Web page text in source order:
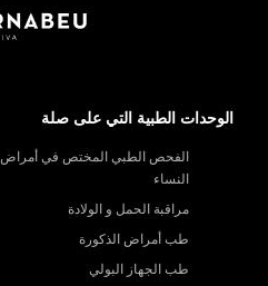
الوحدات الطبية التي على صلة
الفحص الطبي المختص في أمراض
النساء
مراقبة الحمل و الولادة
طب أمراض الذكورة
طب الجهاز البولي